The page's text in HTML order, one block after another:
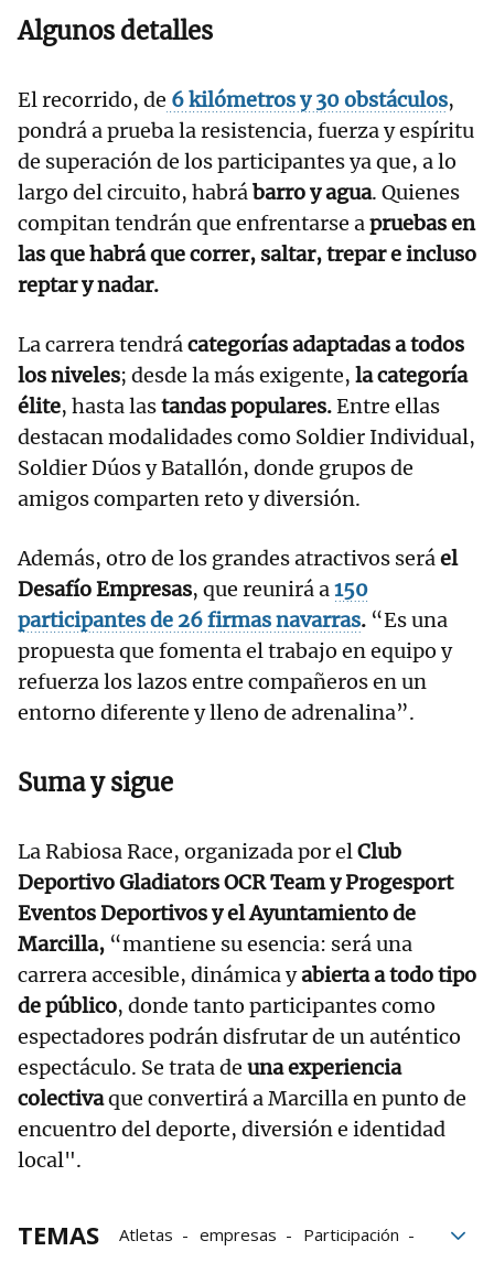
Algunos detalles
El recorrido, de 6 kilómetros y 30 obstáculos,
pondrá a prueba la resistencia, fuerza y espíritu
de superación de los participantes ya que, a lo
largo del circuito, habrábarro y agua. Quienes
compitan tendrán que enfrentarse apruebas en
las que habrá que correr, saltar, trepar e incluso
reptar y nadar.
La carrera tendrácategorías adaptadas a todos
los niveles; desde la más exigente, la categoría
élite, hasta lastandas populares.Entre ellas
destacan modalidades como Soldier Individual,
Soldier Dúos y Batallón, donde grupos de
amigos comparten reto y diversión.
Además, otro de los grandes atractivos seráel
Desafío Empresas, que reunirá a150
participantes de 26 firmas navarras. “Es una
propuesta que fomenta el trabajo en equipo y
refuerza los lazos entre compañeros en un
entorno diferente y lleno de adrenalina”.
Suma y sigue
La Rabiosa Race, organizada por elClub
Deportivo Gladiators OCR Team y Progesport
Eventos Deportivos y el Ayuntamiento de
Marcilla, “mantiene su esencia: será una
carrera accesible, dinámica yabierta a todo tipo
de público, donde tanto participantes como
espectadores podrán disfrutar de un auténtico
espectáculo. Se trata de una experiencia
colectivaque convertirá a Marcilla en punto de
encuentro del deporte, diversión e identidad
local".
TEMAS Atletas empresas
Participación